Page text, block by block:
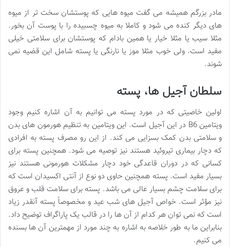
مادر بزرگم همیشه می گفت میوه هایی که پوستشان سخت تر از میوه
های دیگر کنده می شود و کاملا به میوه چسبیده را با پوست آن بخور.
مثلا سیب یا مثلا خیار یا همین بادام که پوستشان برای سلامتی خیلی
مفید است. ولی خوب مثلا موز یا نارنگی یا پسته شامل این قضیه نمی
شوند.
سلطان آجیل ها، پسته
اولین خاصیتی که در مورد پسته می توانیم به آن اشاره کنیم وجود
ویتامین B6 در این آجیل است. این ویتامین به تنظیم هورمون های بدن
و سلامتی بدن کمک بسزایی می کند. از این رو مصرف پسته به افرادی
که دچار بیماری تیروئید هستند نیز توصیه می شود. همچنین پسته برای
کسانی که در دوران قاعدگی خود دچار مشکلات هورمونی هستند نیز
بسیار مفید است. پسته همچنین حاوی دو نوع از آنتی اکسیدان است که
برای سلامت چشم بسیار عالی می باشد. پسته برای سلامت قلب و عروق
نیز مؤثر است. خواص آجیل های شب عید و مخصوصاً پسته آنقدر زیاد
است که نمی توان هر کدام از آن ها را در قالب یک پاراگراف توضیح داد.
بنابراین ما به طور خلاصه به اشاره به چند مورد از مهمترین آن ها بسنده
می کنیم.